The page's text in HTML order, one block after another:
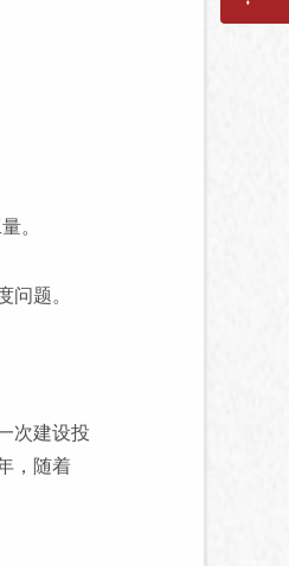
。
问题。
次建设投
，随着